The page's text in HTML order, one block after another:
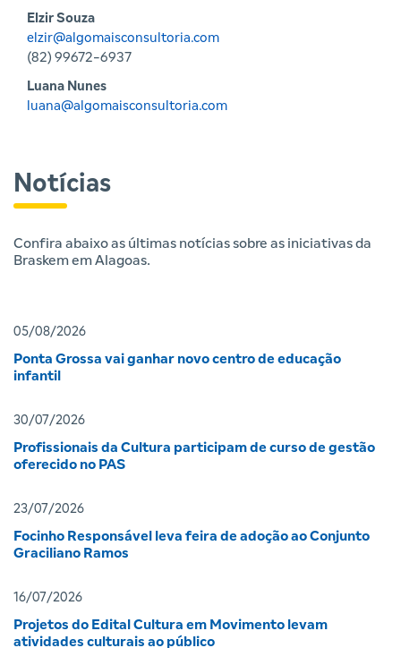
Elzir Souza
elzir@algomaisconsultoria.com
(82) 99672-6937
Luana Nunes
luana@algomaisconsultoria.com
Notícias
Confira abaixo as últimas notícias sobre as iniciativas da
Braskem em Alagoas.
05/08/2026
Ponta Grossa vai ganhar novo centro de educação
infantil
30/07/2026
Profissionais da Cultura participam de curso de gestão
oferecido no PAS
23/07/2026
Focinho Responsável leva feira de adoção ao Conjunto
Graciliano Ramos
16/07/2026
Projetos do Edital Cultura em Movimento levam
atividades culturais ao público